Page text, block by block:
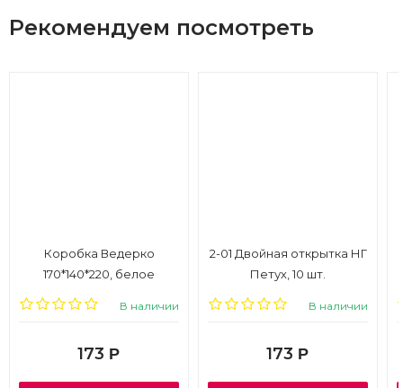
Рекомендуем посмотреть
Коробка Ведерко
170*140*220, белое
В наличии
173 Р
2-01 Двойная открытка НГ
Петух, 10 шт.
В наличии
173 Р